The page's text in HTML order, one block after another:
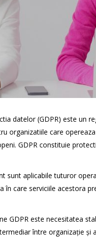
datelor (GDPR) este un
organizatiile care
GDPR constituie
sunt aplicabile tuturor
în care serviciile acestora
GDPR este necesitatea
între organizație și